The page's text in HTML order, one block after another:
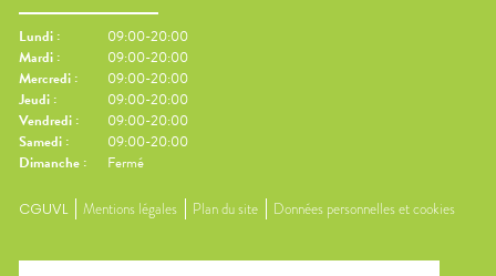
Lundi :
09:00-20:00
Mardi :
09:00-20:00
Mercredi :
09:00-20:00
Jeudi :
09:00-20:00
Vendredi :
09:00-20:00
Samedi :
09:00-20:00
Dimanche : Fermé
CGUVL Mentions légales Plan du site Données personnelles et cookies